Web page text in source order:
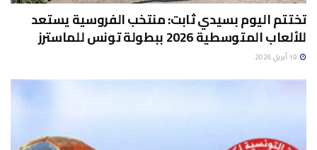
تختتم اليوم بسيدي ثابت: منتخب الفروسية يستعد
للألعاب المتوسطية 2026 ببطولة تونس للماسترز